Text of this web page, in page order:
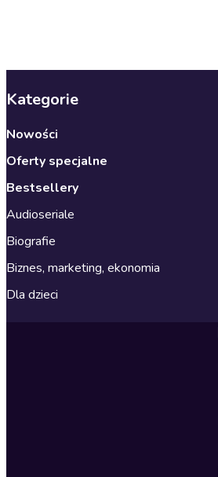
Kategorie
Nowości
Oferty specjalne
Bestsellery
Audioseriale
Biografie
Biznes, marketing, ekonomia
Dla dzieci